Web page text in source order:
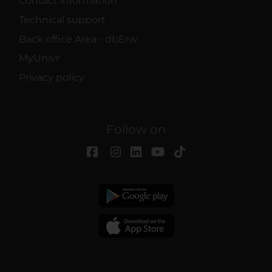
Technical support
Back office Area - dbErw
MyUnivr
Privacy policy
Follow on